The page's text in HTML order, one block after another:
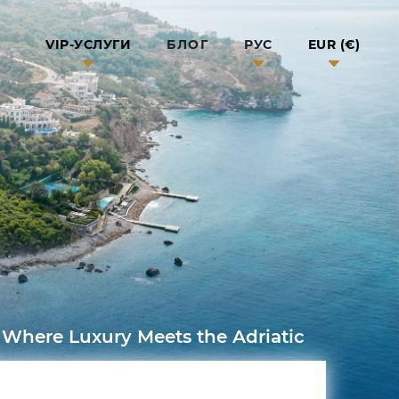
VIP-УСЛУГИ БЛОГ РУС EUR (€)
Where Luxury Meets the Adriatic